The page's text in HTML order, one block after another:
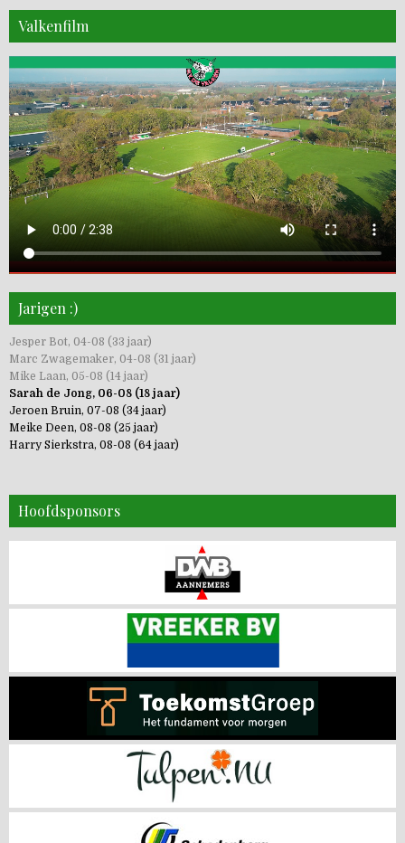
Valkenfilm
Jarigen :)
Jesper Bot, 04-08 (33 jaar)
Marc Zwagemaker, 04-08 (31 jaar)
Mike Laan, 05-08 (14 jaar)
Sarah de Jong, 06-08 (18 jaar)
Jeroen Bruin, 07-08 (34 jaar)
Meike Deen, 08-08 (25 jaar)
Harry Sierkstra, 08-08 (64 jaar)
Hoofdsponsors